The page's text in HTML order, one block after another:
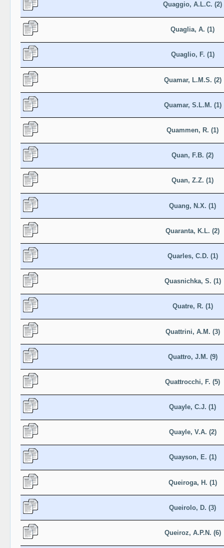
Quaggio, A.L.C. (2)
Quaglia, A. (1)
Quaglio, F. (1)
Quamar, L.M.S. (2)
Quamar, S.L.M. (1)
Quammen, R. (1)
Quan, F.B. (2)
Quan, Z.Z. (1)
Quang, N.X. (1)
Quaranta, K.L. (2)
Quarles, C.D. (1)
Quasnichka, S. (1)
Quatre, R. (1)
Quattrini, A.M. (3)
Quattro, J.M. (9)
Quattrocchi, F. (5)
Quayle, C.J. (1)
Quayle, V.A. (2)
Quayson, E. (1)
Queiroga, H. (1)
Queirolo, D. (3)
Queiroz, A.P.N. (6)